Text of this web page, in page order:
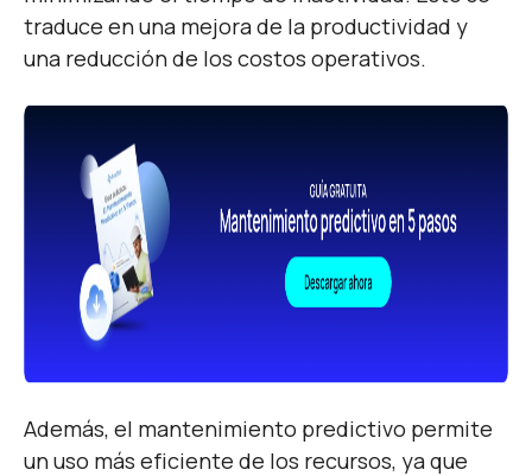
traduce en una mejora de la productividad y
una reducción de los costos operativos.
Además, el mantenimiento predictivo permite
un uso más eficiente de los recursos, ya que